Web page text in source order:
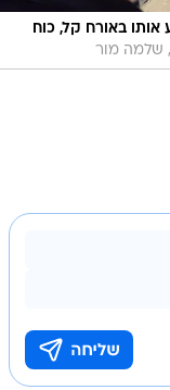
באורח קל, כוח
שלמה מור